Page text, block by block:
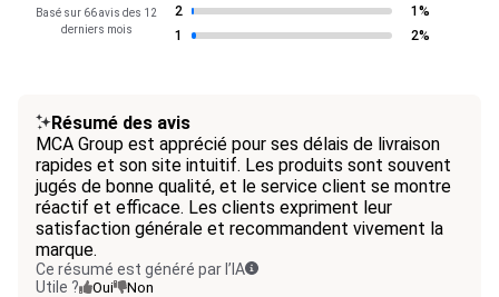
Basé sur 66 avis des 12
derniers mois
2
1%
1
2%
Résumé des avis
MCA Group est apprécié pour ses délais de livraison
rapides et son site intuitif. Les produits sont souvent
jugés de bonne qualité, et le service client se montre
réactif et efficace. Les clients expriment leur
satisfaction générale et recommandent vivement la
marque.
Ce résumé est généré par l’IA
Utile ?
Oui Non